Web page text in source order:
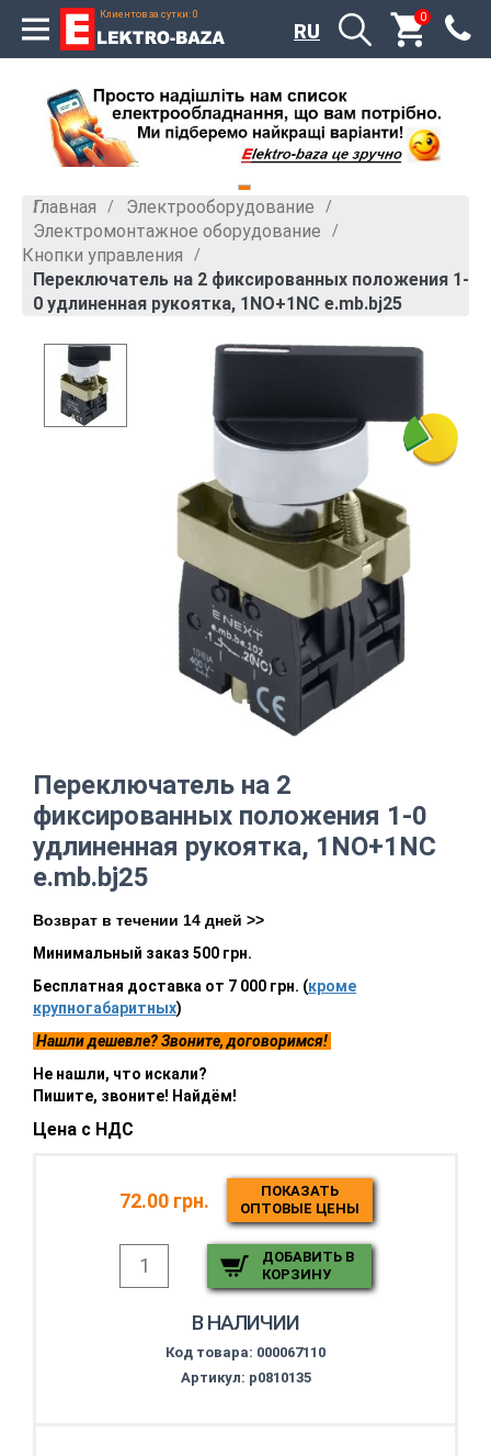
Клиентов за сутки: 0 0
RU
Главная » Электрооборудование »
Электромонтажное оборудование »
Кнопки управления »
Переключатель на 2 фиксированных положения 1-
0 удлиненная рукоятка, 1NO+1NC e.mb.bj25
Переключатель на 2
фиксированных положения 1-0
удлиненная рукоятка, 1NO+1NC
e.mb.bj25
Возврат в течении 14 дней >>
Минимальный заказ 500 грн.
Бесплатная доставка от 7 000 грн. (кроме
крупногабаритных)
Нашли дешевле? Звоните, договоримся!
Не нашли, что искали?
Пишите, звоните! Найдём!
Цена с НДС
72.00 грн.
ПОКАЗАТЬ
ОПТОВЫЕ ЦЕНЫ
ДОБАВИТЬ В
КОРЗИНУ
В НАЛИЧИИ
Код товара: 000067110
Артикул: p0810135